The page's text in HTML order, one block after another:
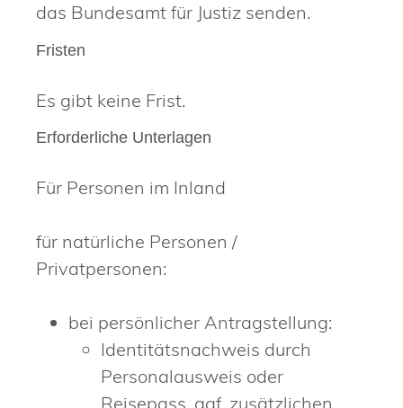
das Bundesamt für Justiz senden.
Fristen
Es gibt keine Frist.
Erforderliche Unterlagen
Für Personen im Inland
für natürliche Personen /
Privatpersonen:
bei persönlicher Antragstellung:
Identitätsnachweis durch
Personalausweis oder
Reisepass, ggf. zusätzlichen